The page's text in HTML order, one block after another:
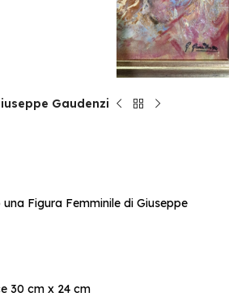
Gaudenzi
Figura Femminile di Giuseppe
30 cm x 24 cm